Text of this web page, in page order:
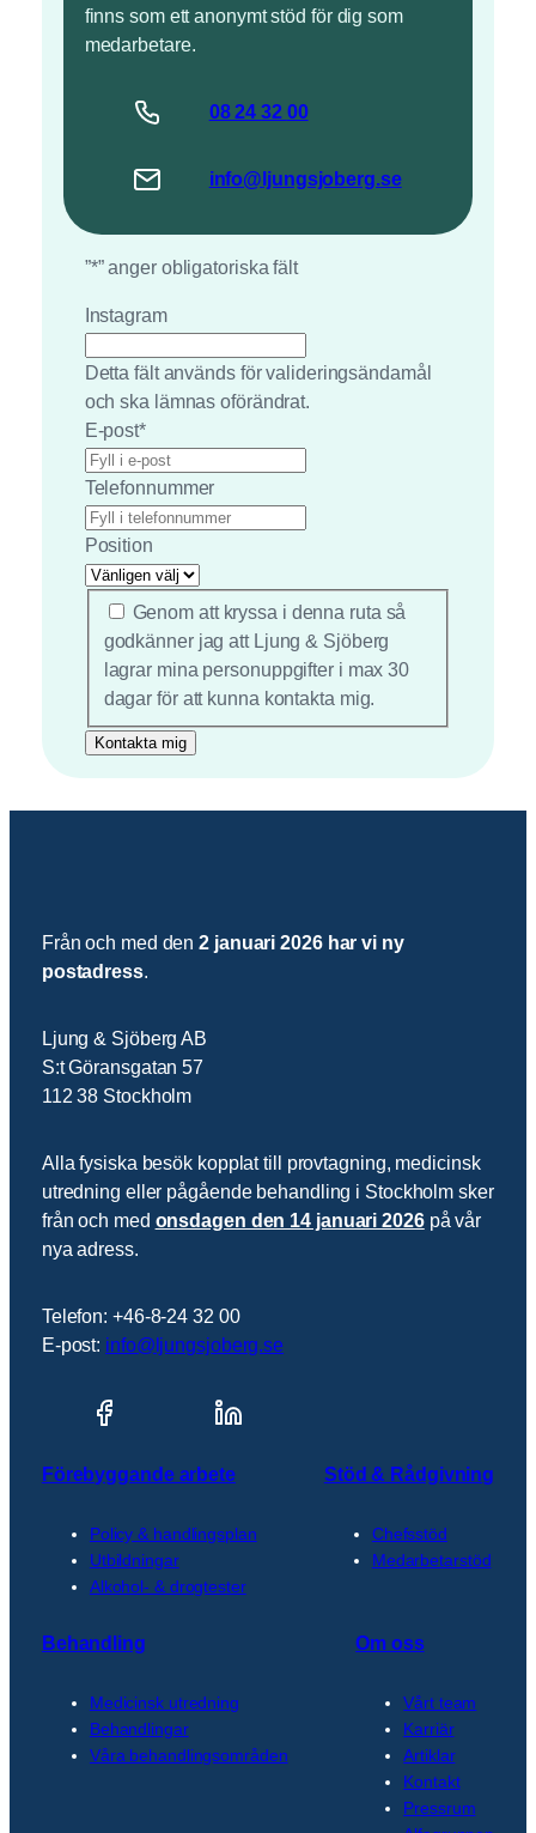
finns som ett anonymt stöd för dig som
medarbetare.
08 2432 00
info@ ljungsjoberg.se
”*” anger obligatoriska fält
Instagram
Detta fält används för valideringsändamål
och ska lämnas oförändrat.
E-post*
Telefonnummer
Position
*
Genom att kryssa i denna ruta så
godkänner jag att Ljung & Sjöberg
lagrar mina personuppgifter i max 30
dagar för att kunna kontakta mig.
Från och med den2 januari 2026 har vi ny
postadress.
Ljung & Sjöberg AB
S:t Göransgatan 57
112 38 Stockholm
Alla fysiska besök kopplat till provtagning, medicinsk
utredning eller pågående behandling i Stockholm sker
från och med onsdagen den 14 januari 2026på vår
nya adress.
Telefon: +46-8-24 32 00
E-post: info@ljungsjoberg.se
Förebyggande arbete
Policy & handlingsplan
Utbildningar
Alkohol- & drogtester
Stöd & Rådgivning
Chefsstöd
Medarbetarstöd
Behandling
Medicinsk utredning
Behandlingar
Våra behandlingsområden
Om oss
Vårt team
Karriär
Artiklar
Kontakt
Pressrum